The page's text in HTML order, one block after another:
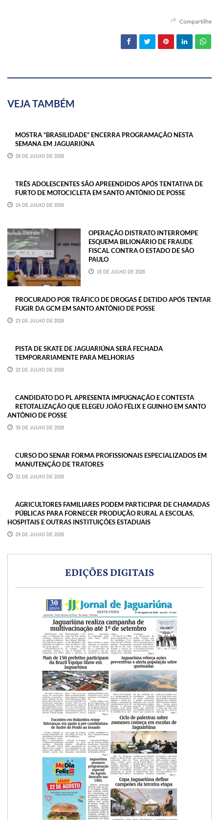
Compartilhe
VEJA TAMBÉM
MOSTRA “BRASILIDADE” ENCERRA PROGRAMAÇÃO NESTA
SEMANA EM JAGUARIÚNA
28 DE JULHO DE 2026
TRÊS ADOLESCENTES SÃO APREENDIDOS APÓS TENTATIVA DE
FURTO DE MOTOCICLETA EM SANTO ANTÔNIO DE POSSE
24 DE JULHO DE 2026
OPERAÇÃO DISTRATO INTERROMPE
ESQUEMA BILIONÁRIO DE FRAUDE
FISCAL CONTRA O ESTADO DE SÃO
PAULO
16 DE JULHO DE 2026
PROCURADO POR TRÁFICO DE DROGAS É DETIDO APÓS TENTAR
FUGIR DA GCM EM SANTO ANTÔNIO DE POSSE
23 DE JULHO DE 2026
PISTA DE SKATE DE JAGUARIÚNA SERÁ FECHADA
TEMPORARIAMENTE PARA MELHORIAS
22 DE JULHO DE 2026
CANDIDATO DO PL APRESENTA IMPUGNAÇÃO E CONTESTA
RETOTALIZAÇÃO QUE ELEGEU JOÃO FÉLIX E GUINHO EM SANTO
ANTÔNIO DE POSSE
30 DE JULHO DE 2026
CURSO DO SENAR FORMA PROFISSIONAIS ESPECIALIZADOS EM
MANUTENÇÃO DE TRATORES
31 DE JULHO DE 2026
AGRICULTORES FAMILIARES PODEM PARTICIPAR DE CHAMADAS
PÚBLICAS PARA FORNECER PRODUÇÃO RURAL A ESCOLAS,
HOSPITAIS E OUTRAS INSTITUIÇÕES ESTADUAIS
29 DE JULHO DE 2026
EDIÇÕES DIGITAIS